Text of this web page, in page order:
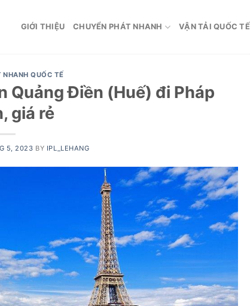
GIỚI THIỆU CHUYỂN PHÁT NHANH VẬN TẢI QUỐC TẾ
NHANH QUỐC TẾ
Quảng Điền (Huế) đi Pháp
giá rẻ
5, 2023 BY IPL_LEHANG